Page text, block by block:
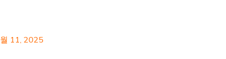
11, 2025